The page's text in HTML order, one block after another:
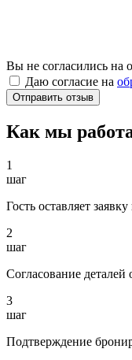
Вы не согласились на
Даю согласие на
Как мы
1
шаг
Гость оставляет
2
шаг
Согласование
3
шаг
Подтверждение